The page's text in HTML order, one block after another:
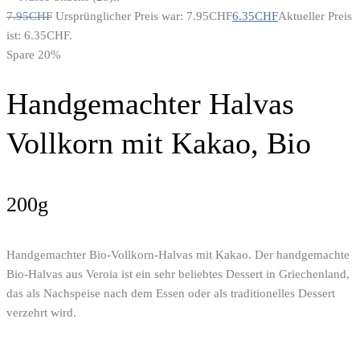
7.95CHF Ursprünglicher Preis war: 7.95CHF6.35CHFAktueller Preis
ist: 6.35CHF.
Spare 20%
Handgemachter Halvas
Vollkorn mit Kakao, Bio
200g
Handgemachter Bio-Vollkorn-Halvas mit Kakao. Der handgemachte
Bio-Halvas aus Veroia ist ein sehr beliebtes Dessert in Griechenland,
das als Nachspeise nach dem Essen oder als traditionelles Dessert
verzehrt wird.